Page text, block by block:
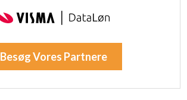
Besøg Vores Partnere